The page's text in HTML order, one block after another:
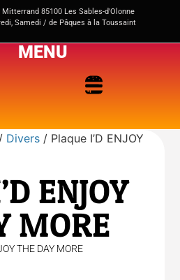
Mitterrand 85100 Les Sables-d'Olonne
Samedi / de Pâques à la Toussaint
MENU
/ Divers / Plaque I’D ENJOY
ENJOY
MORE
THE DAY MORE